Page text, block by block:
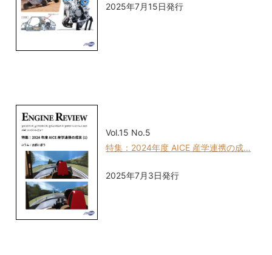
2025年7月15日発行
Vol.15 No.5
特集：2024年度 AICE 産学連携の成…
2025年7月3日発行